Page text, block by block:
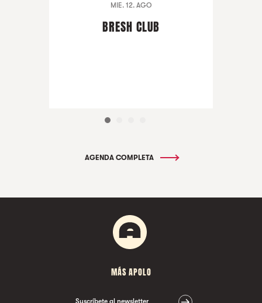
MIE. 12. AGO
BRESH CLUB
AGENDA COMPLETA
MÁS APOLO
Suscríbete al newsletter